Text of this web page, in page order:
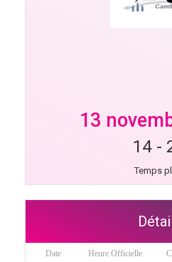
13
14 -
Temps
Date Heure Officielle